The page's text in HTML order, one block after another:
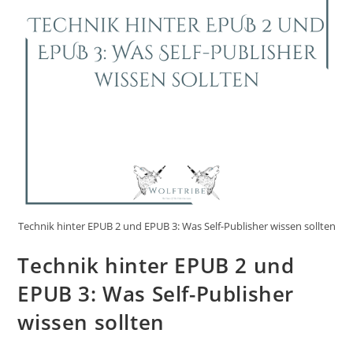
Technik hinter EPUB 2 und EPUB 3: Was Self-Publisher wissen sollten
Technik hinter EPUB 2 und
EPUB 3: Was Self-Publisher
wissen sollten